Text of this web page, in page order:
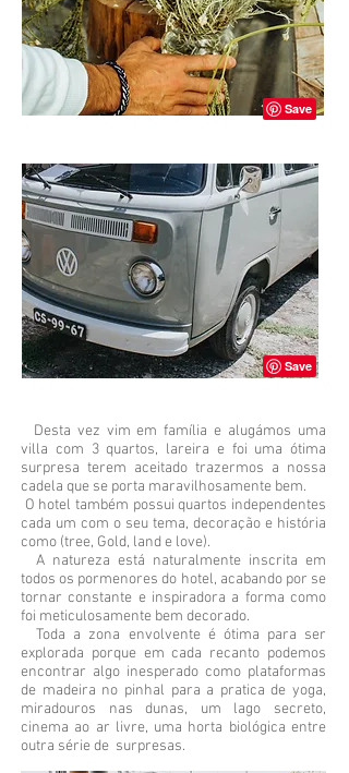
Desta vez vim em família e alugámos uma
villa com 3 quartos, lareira e foi uma ótima
surpresa terem aceitado trazermos a nossa
cadela que se porta maravilhosamente bem.
O hotel também possui quartos independentes
cada um com o seu tema, decoração e história
como (tree, Gold, land e love).
A natureza está naturalmente inscrita em
todos os pormenores do hotel, acabando por se
tornar constante e inspiradora a forma como
foi meticulosamente bem decorado.
Toda a zona envolvente é ótima para ser
explorada porque em cada recanto podemos
encontrar algo inesperado como plataformas
de madeira no pinhal para a pratica de yoga,
miradouros nas dunas, um lago secreto,
cinema ao ar livre, uma horta biológica entre
outra série de surpresas.